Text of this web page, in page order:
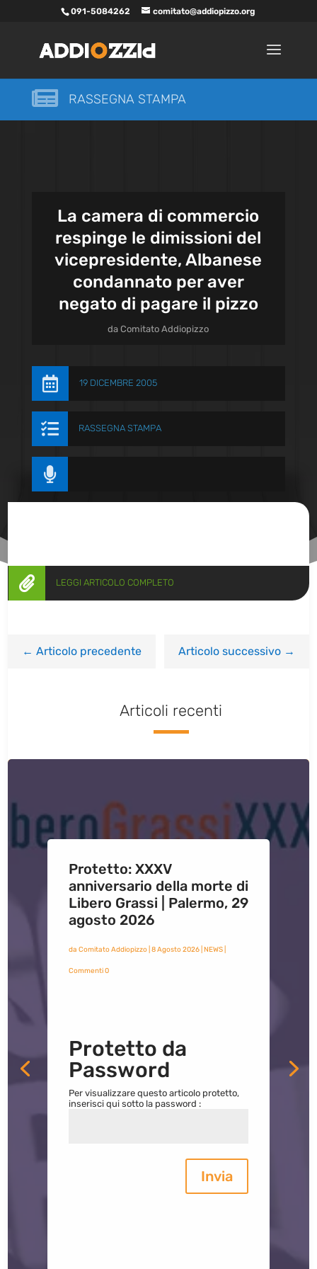
091-5084262 comitato@addiopizzo.org
 RASSEGNA STAMPA
La camera di commercio
respinge le dimissioni del
vicepresidente, Albanese
condannato per aver
negato di pagare il pizzo
daComitato Addiopizzo
 19 DICEMBRE 2005
 RASSEGNA STAMPA

 LEGGI ARTICOLO COMPLETO
←Articolo precedente Articolo successivo→
Articoli recenti
Protetto: XXXV
anniversario della morte di
Libero Grassi | Palermo, 29
agosto 2026
da Comitato Addiopizzo| 8 Agosto 2026| NEWS|
Commenti 0
Protetto da
Password
Per visualizzare questo articolo protetto,
inserisci qui sotto la password :
Invia